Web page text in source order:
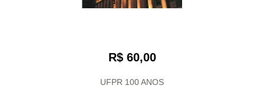
R$ 60,00
UFPR 100 ANOS